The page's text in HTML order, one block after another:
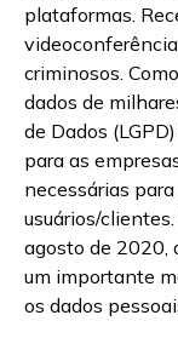
plataformas.
criminosos.
dados de
de Dados
para as
necessárias
usuários/
agosto de 2020,
um importante
os dados